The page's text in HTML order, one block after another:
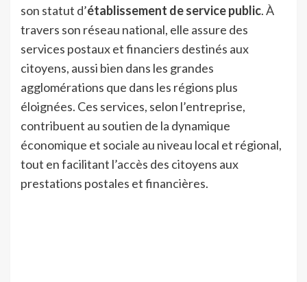
son statut d’établissement de service public. À
travers son réseau national, elle assure des
services postaux et financiers destinés aux
citoyens, aussi bien dans les grandes
agglomérations que dans les régions plus
éloignées. Ces services, selon l’entreprise,
contribuent au soutien de la dynamique
économique et sociale au niveau local et régional,
tout en facilitant l’accès des citoyens aux
prestations postales et financières.